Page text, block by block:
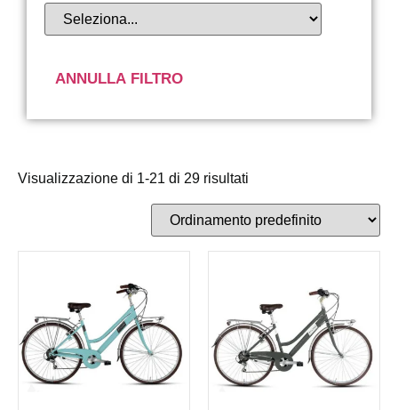
ANNULLA FILTRO
Visualizzazione di 1-21 di 29 risultati